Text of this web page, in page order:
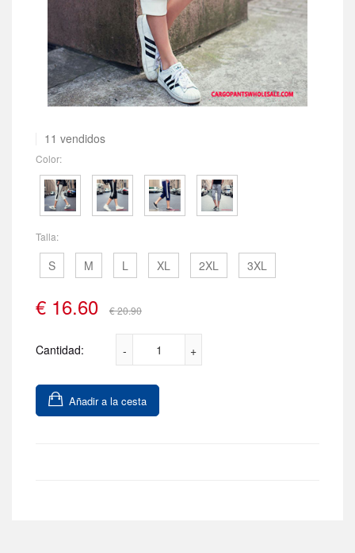
11 vendidos
Color:
Talla:
S M L XL 2XL 3XL
€ 16.60 € 20.90
Cantidad:
Añadir a la cesta